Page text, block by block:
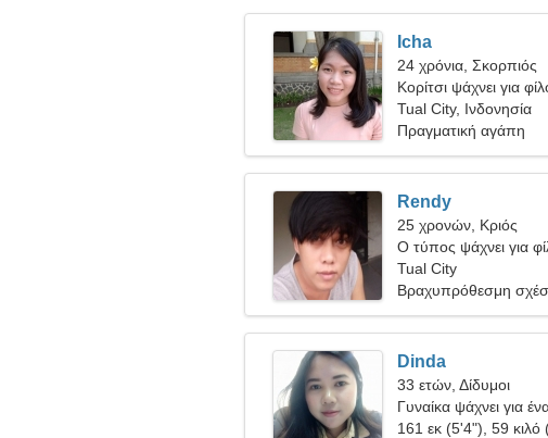
Icha
24 χρόνια, Σκορπιός
Κορίτσι ψάχνει για
Tual City, Ινδονησία
Πραγματική αγάπη
Rendy
25 χρονών, Κριός
Ο τύπος ψάχνει για
Tual City
Βραχυπρόθεσμη
Dinda
33 ετών, Δίδυμοι
Γυναίκα ψάχνει για
161 εκ (5'4"), 59 κιλό